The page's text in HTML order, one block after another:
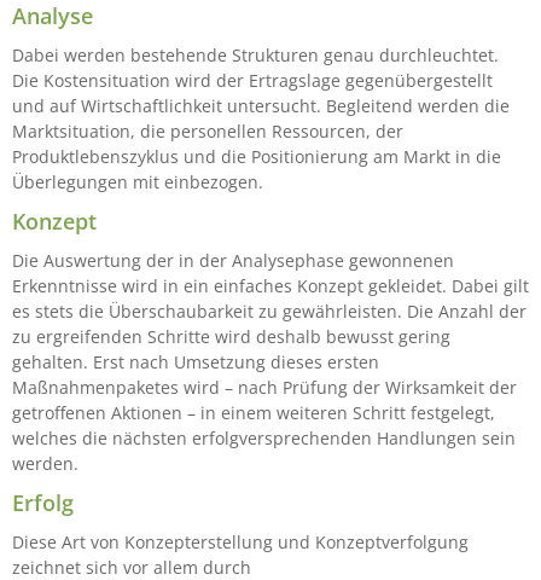
Analyse
Dabei werden bestehende Strukturen genau durchleuchtet.
Die Kostensituation wird der Ertragslage gegenübergestellt
und auf Wirtschaftlichkeit untersucht. Begleitend werden die
Marktsituation, die personellen Ressourcen, der
Produktlebenszyklus und die Positionierung am Markt in die
Überlegungen mit einbezogen.
Konzept
Die Auswertung der in der Analysephase gewonnenen
Erkenntnisse wird in ein einfaches Konzept gekleidet. Dabei gilt
es stets die Überschaubarkeit zu gewährleisten. Die Anzahl der
zu ergreifenden Schritte wird deshalb bewusst gering
gehalten. Erst nach Umsetzung dieses ersten
Maßnahmenpaketes wird – nach Prüfung der Wirksamkeit der
getroffenen Aktionen – in einem weiteren Schritt festgelegt,
welches die nächsten erfolgversprechenden Handlungen sein
werden.
Erfolg
Diese Art von Konzepterstellung und Konzeptverfolgung
zeichnet sich vor allem durch